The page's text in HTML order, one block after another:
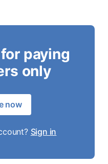
paying
only
now
Sign in